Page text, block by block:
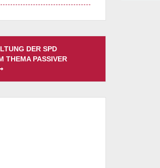
DER SPD
THEMA PASSIVER